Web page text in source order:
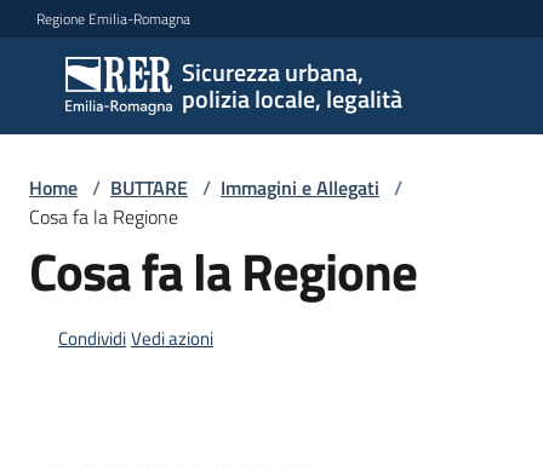
Vai al contenuto
Vai alla navigazione
Vai al footer
Regione Emilia-Romagna
Sicurezza urbana,
polizia locale, legalità
Sicurezza
urbana,
polizia
locale,
legalità
Home / BUTTARE / Immagini e Allegati /
Cosa fa la Regione
Cosa fa la Regione
CondividiVedi azioni